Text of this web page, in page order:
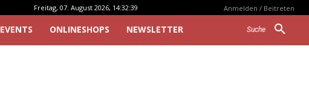
Freitag, 07. August 2026, 14:32:39 Anmelden / Beitreten
Suche
EVENTS ONLINESHOPS NEWSLETTER